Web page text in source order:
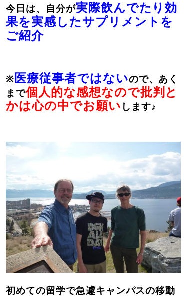
今日は、自分が実際飲んでたり効
果を実感したサプリメントを
ご紹介
※ 医療従事者ではないので、あく
まで個人的な感想なので批判と
かは心の中でお願い します♪
初めての留学で急遽キャンパスの移動